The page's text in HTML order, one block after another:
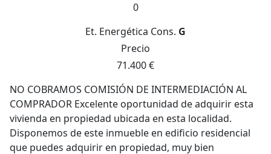
0
Et. Energética Cons. G
Precio
71.400 €
NO COBRAMOS COMISIÓN DE INTERMEDIACIÓN AL
COMPRADOR Excelente oportunidad de adquirir esta
vivienda en propiedad ubicada en esta localidad.
Disponemos de este inmueble en edificio residencial
que puedes adquirir en propiedad, muy bien